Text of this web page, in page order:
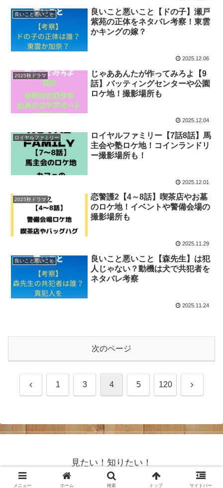
良いこと悪いこと
良いこと悪いこと【ドの子】瀬戸
紫苑の正体をネタバレ考察！東雲
かキングの嫁？
2025.12.06
2025秋ドラマ
じゃああんたが作ってみろよ【9
話】バッティングセンターや公園
ロケ地！撮影場所も
2025.12.04
ロイヤルファミリー
ロイヤルファミリー【7話8話】馬
主会や塾ロケ地！コインランドリ
ー撮影場所も！
2025.12.01
2025秋ドラマ
恋警護2【4～8話】喫茶店やお墓
のロケ地！イベントや警備会場の
撮影場所も
2025.11.29
良いこと悪いこと
良いこと悪いこと【森先生】は犯
人じゃない？動機は犬で共犯者を
ネタバレ考察
2025.11.24
次のページ
前 1 3 4 5 120 次
見たい！知りたい！
© 2017 見たい！知りたい！.
メニュー ホーム 検索 トップ サイドバー